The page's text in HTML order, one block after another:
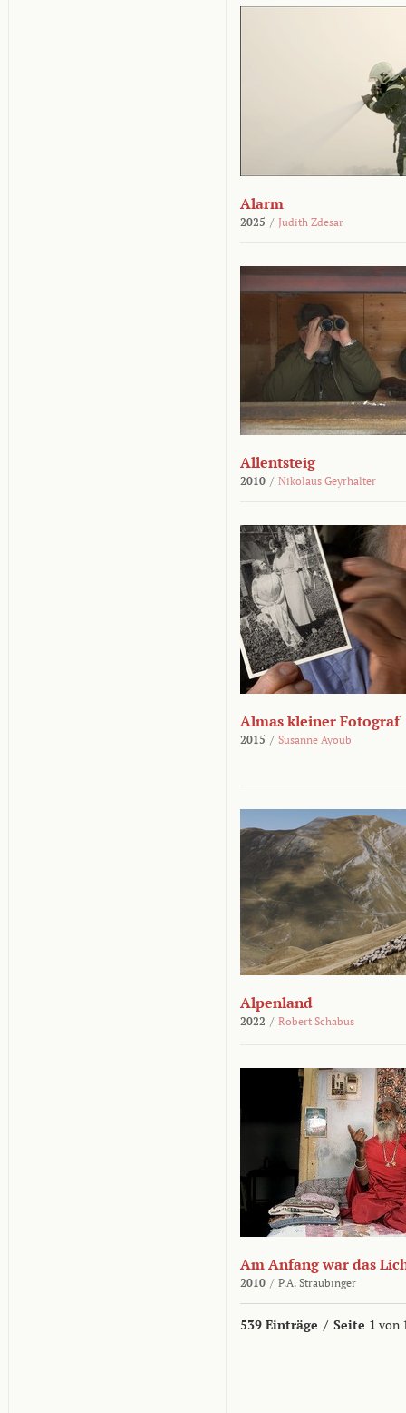
Alarm
2025 / Judith Zdesar
Allentsteig
2010 / Nikolaus Geyrhalter
Almas kleiner Fotograf
2015 / Susanne Ayoub
Alpenland
2022 / Robert Schabus
Am Anfang war das
2010 / P.A. Straubinger
539 Einträge / Seite 1 von